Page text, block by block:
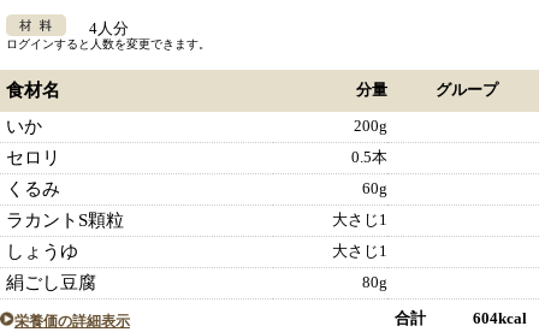
4人分
ログインすると人数を変更できます。
食材名 分量 グループ
いか 200g
セロリ 0.5本
くるみ 60g
ラカントS顆粒 大さじ1
しょうゆ 大さじ1
絹ごし豆腐 80g
栄養価の詳細表示 合計 604kcal